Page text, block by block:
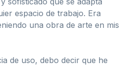
espacio de trabajo. Era
una obra de arte en mis
de uso, debo decir que he